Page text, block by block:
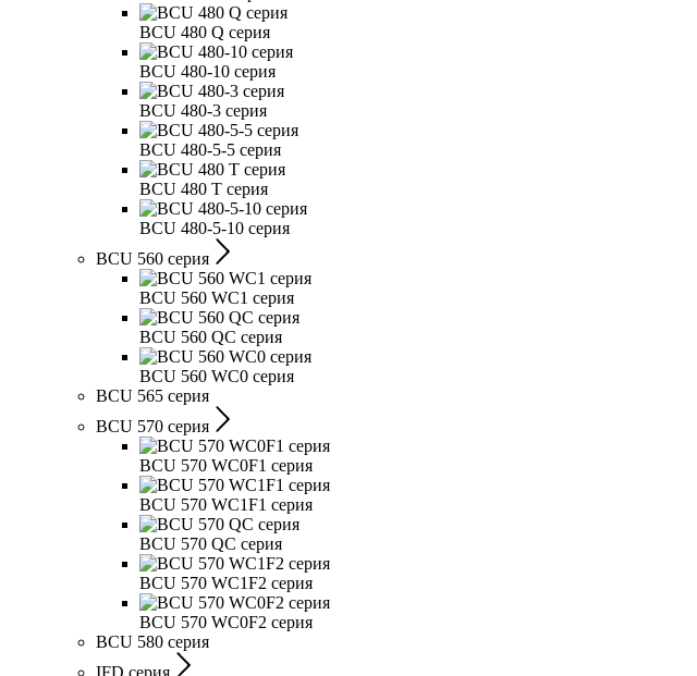
BCU 480 Q серия
BCU 480-10 серия
BCU 480-3 серия
BCU 480-5-5 серия
BCU 480 T серия
BCU 480-5-10 серия
BCU 560 серия
BCU 560 WC1 серия
BCU 560 QC серия
BCU 560 WC0 серия
BCU 565 серия
BCU 570 серия
BCU 570 WC0F1 серия
BCU 570 WC1F1 серия
BCU 570 QC серия
BCU 570 WC1F2 серия
BCU 570 WC0F2 серия
BCU 580 серия
IFD серия